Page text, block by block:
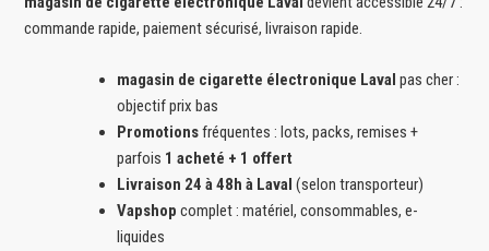
commande rapide, paiement sécurisé, livraison rapide.
magasin de cigarette électronique Laval pas cher :
objectif prix bas
Promotionsfréquentes : lots, packs, remises +
parfois 1 acheté + 1 offert
Livraison 24 à 48h à Laval (selon transporteur)
Vapshop complet : matériel, consommables, e-
liquides